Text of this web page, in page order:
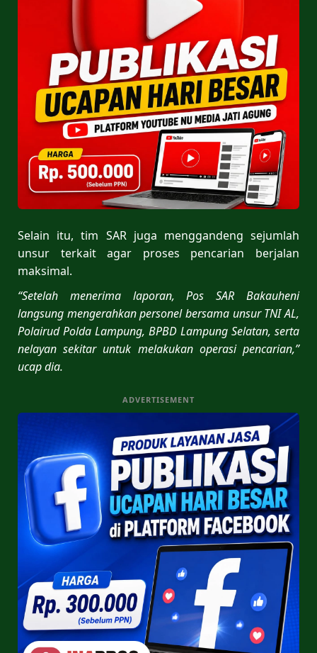
Selain itu, tim SAR juga menggandeng sejumlah
unsur terkait agar proses pencarian berjalan
maksimal.
“Setelah menerima laporan, Pos SAR Bakauheni
langsung mengerahkan personel bersama unsur TNI AL,
Polairud Polda Lampung, BPBD Lampung Selatan, serta
nelayan sekitar untuk melakukan operasi pencarian,”
ucap dia.
ADVERTISEMENT